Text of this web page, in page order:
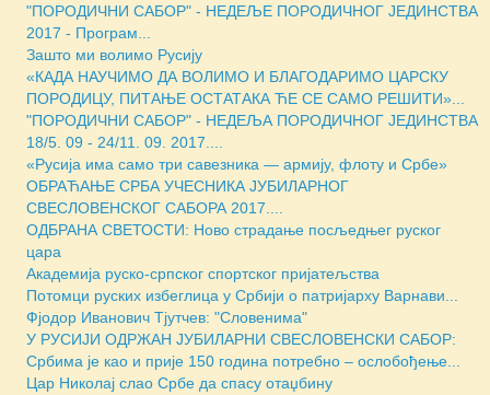
"ПОРОДИЧНИ САБОР" - НЕДЕЉE ПОРОДИЧНОГ ЈЕДИНСТВА
2017 - Програм...
Зашто ми волимо Русију
«КАДА НАУЧИМО ДА ВОЛИМО И БЛАГОДАРИМО ЦАРСКУ
ПОРОДИЦУ, ПИТАЊЕ ОСТАТАКА ЋЕ СЕ САМО РЕШИТИ»...
"ПОРОДИЧНИ САБОР" - НЕДЕЉА ПОРОДИЧНОГ ЈЕДИНСТВА
18/5. 09 - 24/11. 09. 2017....
«Русија има само три савезника — армију, флоту и Србе»
ОБРАЋАЊЕ СРБА УЧЕСНИКА ЈУБИЛАРНОГ
СВЕСЛОВЕНСКОГ САБОРА 2017....
ОДБРАНА СВЕТОСТИ: Ново страдање посљедњег руског
цара
Академија руско-српског спортског пријатељства
Потомци руских избеглица у Србији о патријарху Варнави...
Фјодор Иванович Тјутчев: "Словенима"
У РУСИЈИ ОДРЖАН ЈУБИЛАРНИ СВЕСЛОВЕНСКИ САБОР:
Србима је као и прије 150 година потребно – ослобођење...
Цар Николај слао Србе да спасу отаџбину